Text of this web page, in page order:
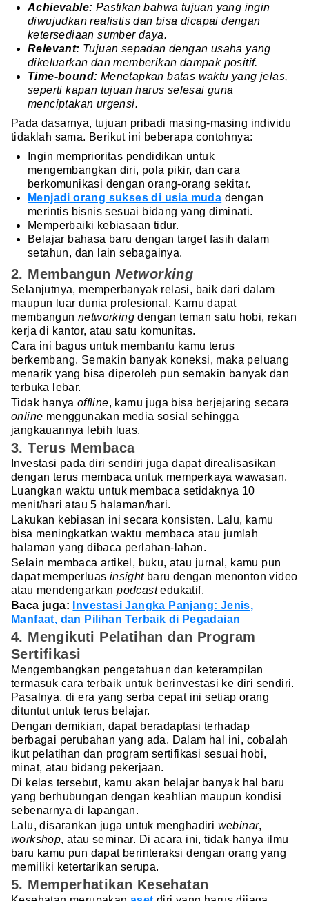
Achievable: Pastikan bahwa tujuan yang ingin
diwujudkan realistis dan bisa dicapai dengan
ketersediaan sumber daya.
Relevant: Tujuan sepadan dengan usaha yang
dikeluarkan dan memberikan dampak positif.
Time-bound: Menetapkan batas waktu yang jelas,
seperti kapan tujuan harus selesai guna
menciptakan urgensi.
Pada dasarnya, tujuan pribadi masing-masing individu
tidaklah sama. Berikut ini beberapa contohnya:
Ingin memprioritas pendidikan untuk
mengembangkan diri, pola pikir, dan cara
berkomunikasi dengan orang-orang sekitar.
Menjadi orang sukses di usia muda dengan
merintis bisnis sesuai bidang yang diminati.
Memperbaiki kebiasaan tidur.
Belajar bahasa baru dengan target fasih dalam
setahun, dan lain sebagainya.
2. MembangunNetworking
Selanjutnya, memperbanyak relasi, baik dari dalam
maupun luar dunia profesional. Kamu dapat
membangunnetworking dengan teman satu hobi, rekan
kerja di kantor, atau satu komunitas.
Cara ini bagus untuk membantu kamu terus
berkembang. Semakin banyak koneksi, maka peluang
menarik yang bisa diperoleh pun semakin banyak dan
terbuka lebar.
Tidak hanya offline, kamu juga bisa berjejaring secara
online menggunakan media sosial sehingga
jangkauannya lebih luas.
3. Terus Membaca
Investasi pada diri sendiri juga dapat direalisasikan
dengan terus membaca untuk memperkaya wawasan.
Luangkan waktu untuk membaca setidaknya 10
menit/hari atau 5 halaman/hari.
Lakukan kebiasan ini secara konsisten. Lalu, kamu
bisa meningkatkan waktu membaca atau jumlah
halaman yang dibaca perlahan-lahan.
Selain membaca artikel, buku, atau jurnal, kamu pun
dapat memperluas insightbaru dengan menonton video
atau mendengarkanpodcastedukatif.
Baca juga:
Investasi Jangka Panjang: Jenis,
Manfaat, dan Pilihan Terbaik di Pegadaian
4. Mengikuti Pelatihan dan Program
Sertifikasi
Mengembangkan pengetahuan dan keterampilan
termasuk cara terbaik untuk berinvestasi ke diri sendiri.
Pasalnya, di era yang serba cepat ini setiap orang
dituntut untuk terus belajar.
Dengan demikian, dapat beradaptasi terhadap
berbagai perubahan yang ada. Dalam hal ini, cobalah
ikut pelatihan dan program sertifikasi sesuai hobi,
minat, atau bidang pekerjaan.
Di kelas tersebut, kamu akan belajar banyak hal baru
yang berhubungan dengan keahlian maupun kondisi
sebenarnya di lapangan.
Lalu, disarankan juga untuk menghadiri webinar,
workshop, atau seminar. Di acara ini, tidak hanya ilmu
baru kamu pun dapat berinteraksi dengan orang yang
memiliki ketertarikan serupa.
5. Memperhatikan Kesehatan